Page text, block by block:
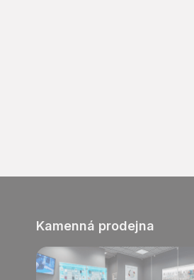
Kamenná prodejna